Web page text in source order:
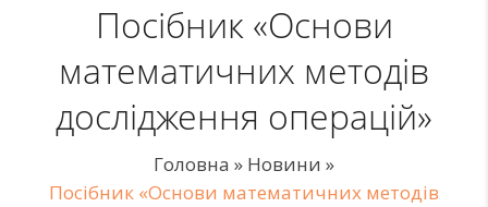
Посібник «Основи
математичних методів
дослідження операцій»
Головна » Новини »
Посібник «Основи математичних методів